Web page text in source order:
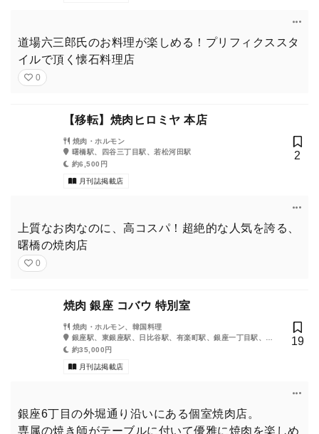
道場六三郎氏のお料理が楽しめる！プリフィクススタ
イルで頂く懐石料理店
0
【移転】焼肉ヒロミヤ 本店
焼肉・ホルモン
曙橋駅、四谷三丁目駅、若松河田駅
約6,500円
月刊誌掲載店
2
上質なお肉なのに、高コスパ！超絶的な人気を誇る、
曙橋の焼肉店
0
焼肉 銀座 コバウ 特別室
焼肉・ホルモン、韓国料理
銀座駅、東銀座駅、日比谷駅、有楽町駅、銀座一丁目駅、新
橋駅、内幸町駅、築地市場駅、汐留駅
約35,000円
月刊誌掲載店
19
銀座6丁目の外堀通り沿いにある個室焼肉店。
専属の焼き師がテーブルに付いて優雅に焼肉を楽しめ